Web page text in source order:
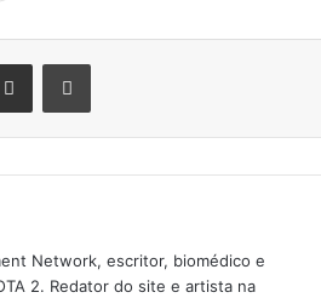
Compartilhar via e-mail Imprimir
Network, escritor, biomédico e
2. Redator do site e artista na